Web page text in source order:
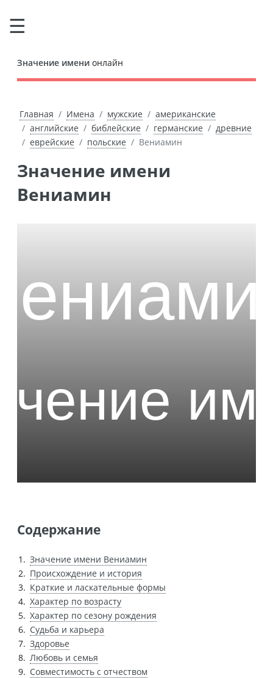
Значение имени онлайн
Главная Имена мужские
американские
английские
библейские германские
древние
еврейские
польские Вениамин
Значение имени
Вениамин
Содержание
Значение имени Вениамин
Происхождение и история
Краткие и ласкательные формы
Характер по возрасту
Характер по сезону рождения
Судьба и карьера
Здоровье
Любовь и семья
Совместимость с отчеством